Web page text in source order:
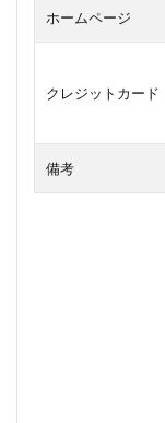
ホームページ
クレジットカード
備考